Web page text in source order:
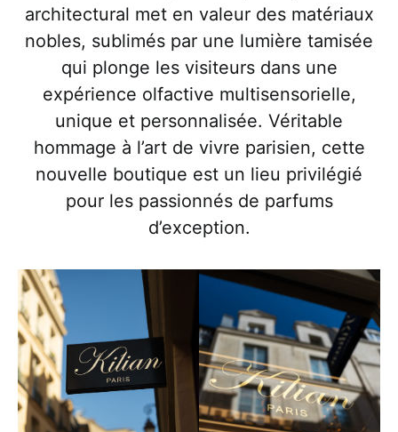
architectural met en valeur des matériaux
nobles, sublimés par une lumière tamisée
qui plonge les visiteurs dans une
expérience olfactive multisensorielle,
unique et personnalisée. Véritable
hommage à l’art de vivre parisien, cette
nouvelle boutique est un lieu privilégié
pour les passionnés de parfums
d’exception.